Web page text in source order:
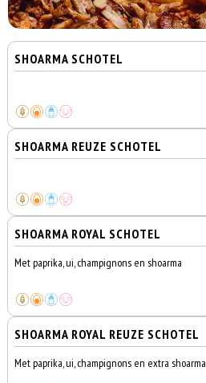
SHOARMA SCHOTEL
SHOARMA REUZE SCHOTEL
SHOARMA ROYAL SCHOTEL
Met paprika, ui, champignons en shoarma
SHOARMA ROYAL REUZE SCHOTEL
Met paprika, ui, champignons en extra shoarma